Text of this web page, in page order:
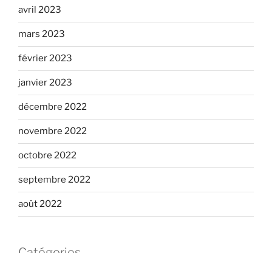
avril 2023
mars 2023
février 2023
janvier 2023
décembre 2022
novembre 2022
octobre 2022
septembre 2022
août 2022